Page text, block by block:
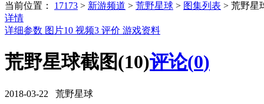
当前位置： 17173 > 新游频道 > 荒野星球 > 图集列表 > 荒野星
详情
详细参数 图片10 视频3 评价 游戏资料
荒野星球截图(10)评论(0)
2018-03-22 荒野星球